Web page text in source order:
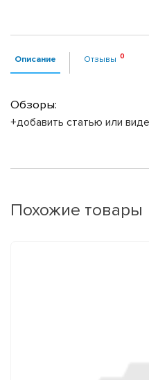
Описание Отзывы
Обзоры:
+добавить статью или
Похожие товары